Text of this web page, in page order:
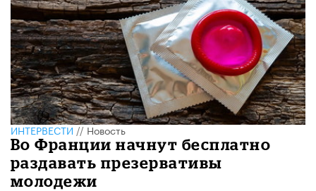
ИНТЕРВЕСТИ//Новость
Во Франции начнут бесплатно
раздавать презервативы
молодежи